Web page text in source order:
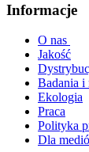
Informacje
O nas
Jakość
Badania i
Ekologia
Praca
Polityka
Dla